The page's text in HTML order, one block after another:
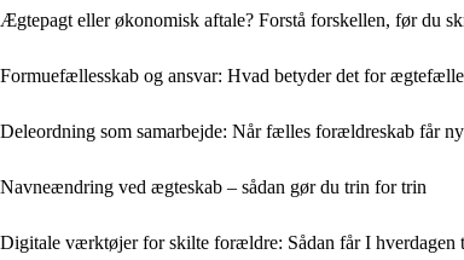
Ægtepagt eller økonomisk aftale? Forstå forskellen, før du
Formuefællesskab og ansvar: Hvad betyder det for
Deleordning som samarbejde: Når fælles forældreskab får
Navneændring ved ægteskab – sådan gør du trin for trin
Digitale værktøjer for skilte forældre: Sådan får I hverdagen